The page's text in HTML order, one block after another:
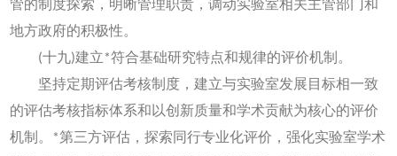
管的制度探索，明晰管理职责，调动实验室相关主管部门和
地方政府的积极性。
(十九)建立*符合基础研究特点和规律的评价机制。
坚持定期评估考核制度，建立与实验室发展目标相一致
的评估考核指标体系和以创新质量和学术贡献为核心的评价
机制。*第三方评估，探索同行专业化评价，强化实验室学术